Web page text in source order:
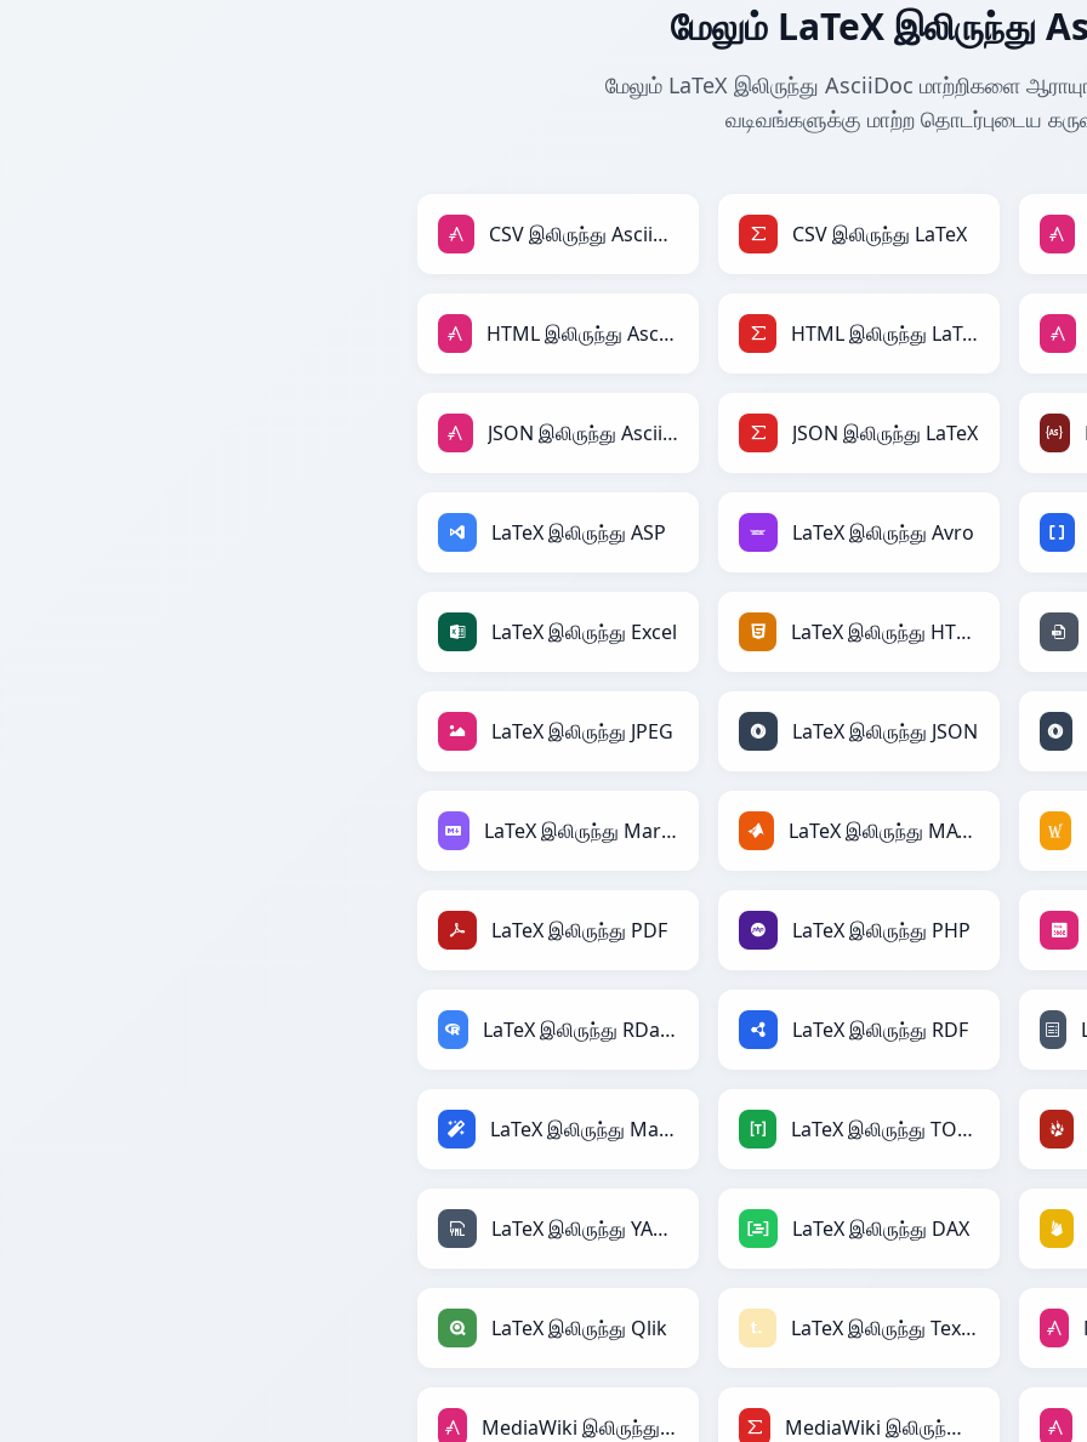
மேலும் LaTeX இலிருந்து
மேலும் LaTeX இலிருந்து AsciiDoc மாற்றிகளை
வடிவங்களுக்கு மாற்ற தொடர்புடைய
CSV இலிருந்து AsciiDoc CSV இலிருந்து LaTeX
HTML இலிருந்து AsciiDoc HTML இலிருந்து LaTeX
JSON இலிருந்து AsciiDoc JSON இலிருந்து LaTeX
LaTeX இலிருந்து ASP LaTeX இலிருந்து Avro
LaTeX இலிருந்து Excel LaTeX இலிருந்து HTML
LaTeX இலிருந்து JPEG LaTeX இலிருந்து JSON
LaTeX இலிருந்து Markdown LaTeX இலிருந்து MATLAB
LaTeX இலிருந்து PDF LaTeX இலிருந்து PHP
LaTeX இலிருந்து RDataFrame LaTeX இலிருந்து RDF
LaTeX இலிருந்து Magic LaTeX இலிருந்து TOML
LaTeX இலிருந்து YAML LaTeX இலிருந்து DAX
LaTeX இலிருந்து Qlik LaTeX இலிருந்து Textile
MediaWiki இலிருந்து AsciiDoc MediaWiki இலிருந்து LaTeX